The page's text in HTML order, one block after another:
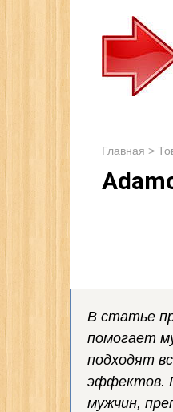
Главная >
В статье
помогает
подходят
эффектов.
мужчин,